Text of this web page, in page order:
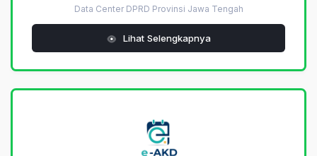
Data Center DPRD Provinsi Jawa Tengah
Lihat Selengkapnya